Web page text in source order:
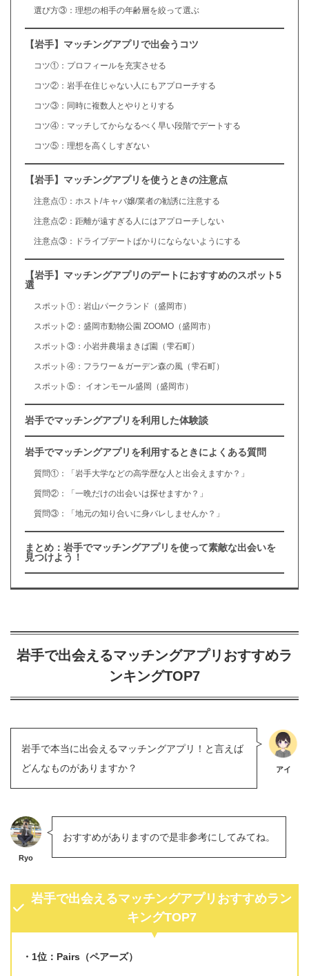
選び方③：理想の相手の年齢層を絞って選ぶ
【岩手】マッチングアプリで出会うコツ
コツ①：プロフィールを充実させる
コツ②：岩手在住じゃない人にもアプローチする
コツ③：同時に複数人とやりとりする
コツ④：マッチしてからなるべく早い段階でデートする
コツ⑤：理想を高くしすぎない
【岩手】マッチングアプリを使うときの注意点
注意点①：ホスト/キャバ嬢/業者の勧誘に注意する
注意点②：距離が遠すぎる人にはアプローチしない
注意点③：ドライブデートばかりにならないようにする
【岩手】マッチングアプリのデートにおすすめのスポット5
選
スポット①：岩山パークランド（盛岡市）
スポット②：盛岡市動物公園 ZOOMO（盛岡市）
スポット③：小岩井農場まきば園（雫石町）
スポット④：フラワー＆ガーデン森の風（雫石町）
スポット⑤： イオンモール盛岡（盛岡市）
岩手でマッチングアプリを利用した体験談
岩手でマッチングアプリを利用するときによくある質問
質問①：「岩手大学などの高学歴な人と出会えますか？」
質問②：「一晩だけの出会いは探せますか？」
質問③：「地元の知り合いに身バレしませんか？」
まとめ：岩手でマッチングアプリを使って素敵な出会いを
見つけよう！
岩手で出会えるマッチングアプリおすすめラ
ンキングTOP7
岩手で本当に出会えるマッチングアプリ！と言えば
どんなものがありますか？
アイ
Ryo
おすすめがありますので是非参考にしてみてね。
岩手で出会えるマッチングアプリおすすめラン
キングTOP7
1位：Pairs（ペアーズ）